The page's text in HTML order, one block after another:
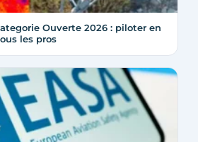
Ouverte 2026 : piloter en
les pros